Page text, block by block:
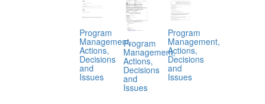
Program
Management,
Actions,
Decisions
and
Issues
Program
Management,
Actions,
Decisions
and
Issues
Program
Management,
Actions,
Decisions
and
Issues